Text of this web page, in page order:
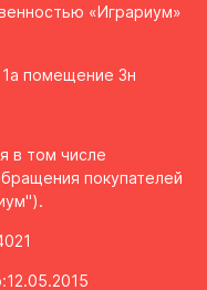
«Играриум»
помещение 3н
в том числе
покупателей